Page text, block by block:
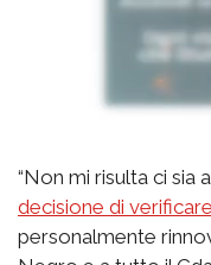
“Non mi risulta ci sia
decisione di verificare
personalmente